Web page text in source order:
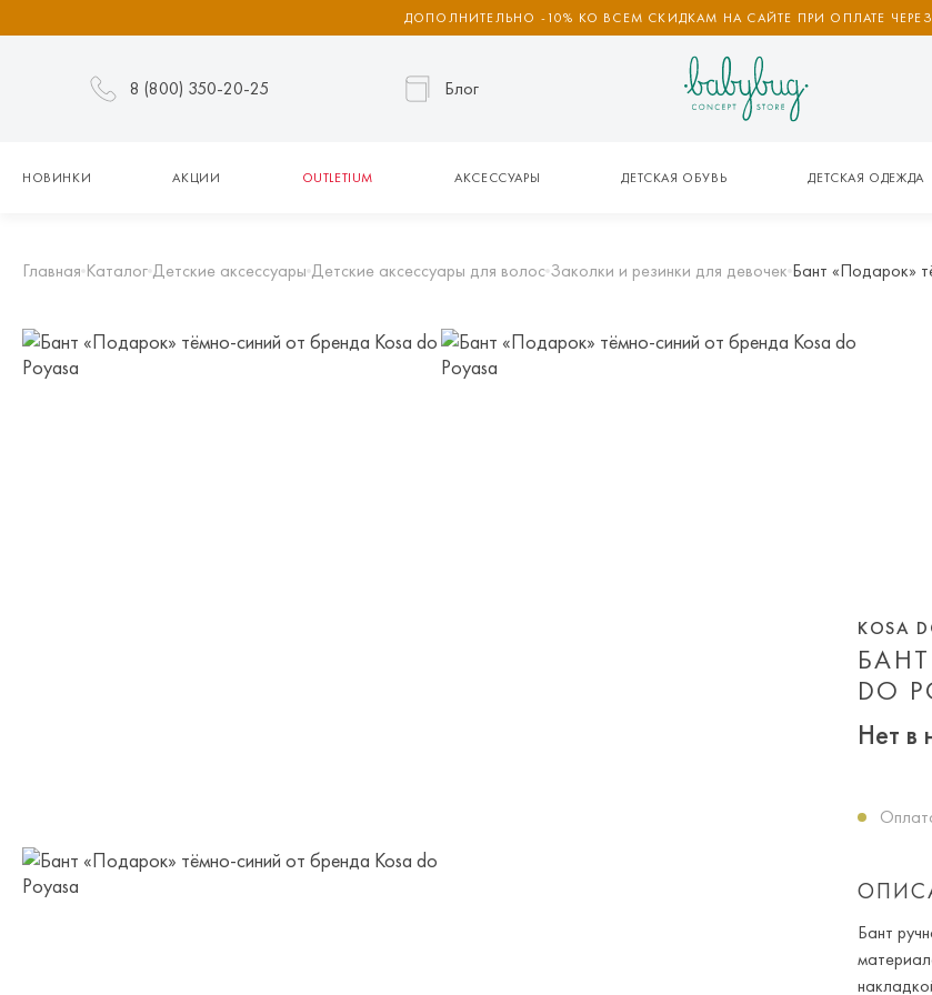
ДОПОЛНИТЕЛЬНО -10% КО ВСЕМ СКИДКАМ НА САЙТЕ ПРИ ОПЛАТЕ
8 (800) 350-20-25 Блог
НОВИНКИ АКЦИИ OUTLETIUM АКСЕССУАРЫ ДЕТСКАЯ ОБУВЬ ДЕТСКАЯ ОДЕЖДА
Главная Каталог Детские аксессуары Детские аксессуары для волос Заколки и резинки для девочек Бант «Подарок»
DO
KOSA
Нет в
Бант